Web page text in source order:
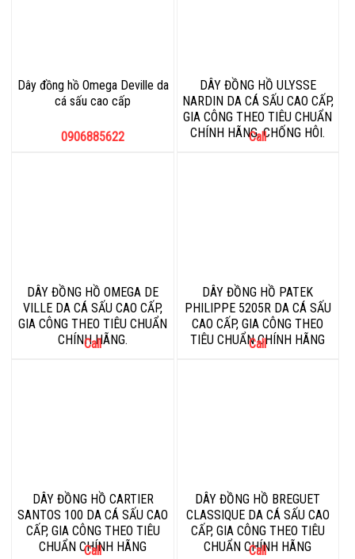
Dây đồng hồ Omega Deville da
cá sấu cao cấp
0906885622
DÂY ĐỒNG HỒ ULYSSE
NARDIN DA CÁ SẤU CAO CẤP,
GIA CÔNG THEO TIÊU CHUẨN
CHÍNH HÃNG, CHỐNG HÔI.
Call
DÂY ĐỒNG HỒ OMEGA DE
VILLE DA CÁ SẤU CAO CẤP,
GIA CÔNG THEO TIÊU CHUẨN
CHÍNH HÃNG.
Call
DÂY ĐỒNG HỒ PATEK
PHILIPPE 5205R DA CÁ SẤU
CAO CẤP, GIA CÔNG THEO
TIÊU CHUẨN CHÍNH HÃNG
Call
DÂY ĐỒNG HỒ CARTIER
SANTOS 100 DA CÁ SẤU CAO
CẤP, GIA CÔNG THEO TIÊU
CHUẨN CHÍNH HÃNG
Call
DÂY ĐỒNG HỒ BREGUET
CLASSIQUE DA CÁ SẤU CAO
CẤP, GIA CÔNG THEO TIÊU
CHUẨN CHÍNH HÃNG
Call